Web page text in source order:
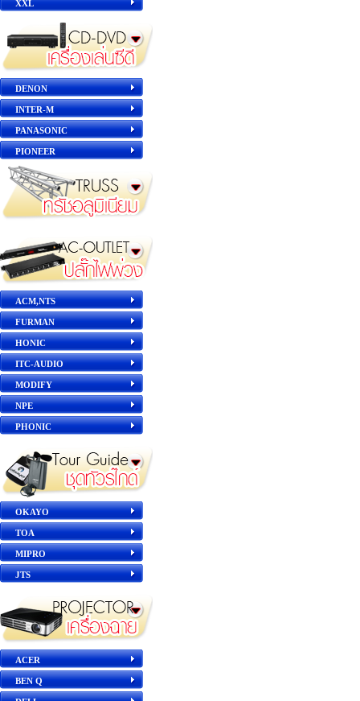
XXL
DENON
INTER-M
PANASONIC
PIONEER
ACM,NTS
FURMAN
HONIC
ITC-AUDIO
MODIFY
NPE
PHONIC
OKAYO
TOA
MIPRO
JTS
ACER
BEN Q